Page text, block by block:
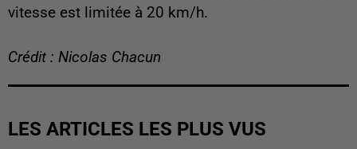
vitesse est limitée à 20 km/h.
Crédit : Nicolas Chacun
LES ARTICLES LES PLUS VUS